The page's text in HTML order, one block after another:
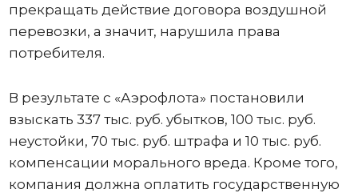
прекращать действие договора воздушной
перевозки, а значит, нарушила права
потребителя.
В результате с «Аэрофлота» постановили
взыскать 337 тыс. руб. убытков, 100 тыс. руб.
неустойки, 70 тыс. руб. штрафа и 10 тыс. руб.
компенсации морального вреда. Кроме того,
компания должна оплатить государственную